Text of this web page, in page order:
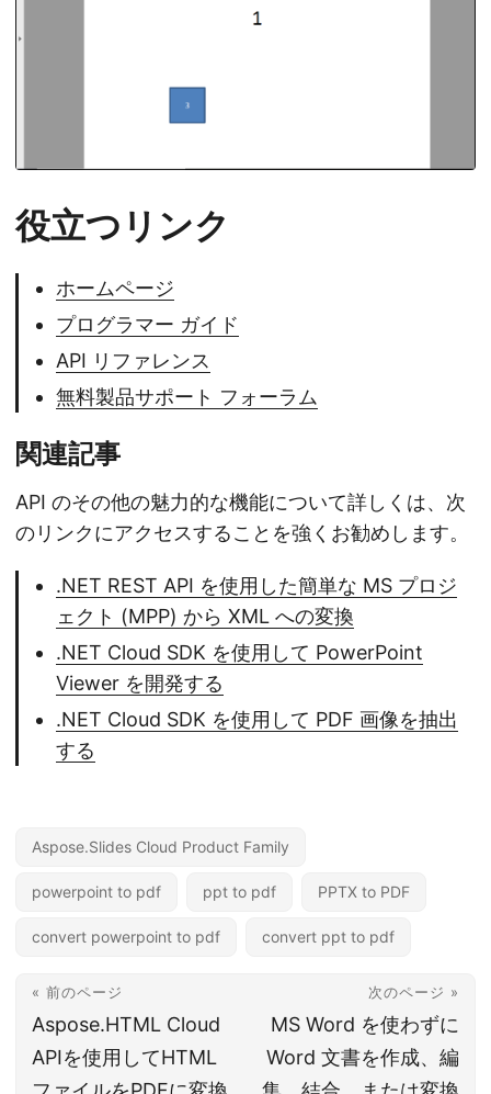
役立つリンク
ホームページ
プログラマー ガイド
API リファレンス
無料製品サポート フォーラム
関連記事
API のその他の魅力的な機能について詳しくは、次
のリンクにアクセスすることを強くお勧めします。
.NET REST API を使用した簡単な MS プロジ
ェクト (MPP) から XML への変換
.NET Cloud SDK を使用して PowerPoint
Viewer を開発する
.NET Cloud SDK を使用して PDF 画像を抽出
する
Aspose.Slides Cloud Product Family
powerpoint to pdf ppt to pdf PPTX to PDF
convert powerpoint to pdf convert ppt to pdf
« 前のページ
Aspose.HTML Cloud
APIを使用してHTML
次のページ »
MS Word を使わずに
Word 文書を作成、編